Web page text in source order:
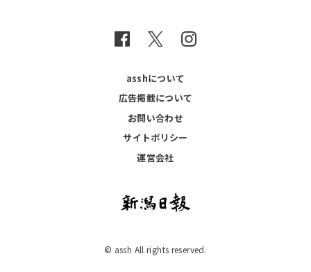
asshについて
広告掲載について
お問い合わせ
サイトポリシー
運営会社
© assh All rights reserved.